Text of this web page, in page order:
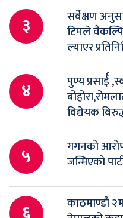
३
सर्वेक्षण
टिमले
ल्याएर
४
पुण्य प्रसार्ई
विद्येयक
५
गगनको
जन्मिएको
काठमाण्डौ